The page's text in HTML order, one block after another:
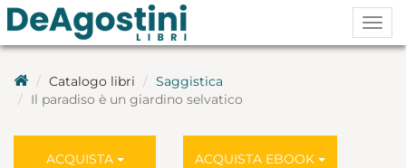
Catalogo libri
Saggistica
Il paradiso è un giardino selvatico
ACQUISTA ACQUISTA EBOOK